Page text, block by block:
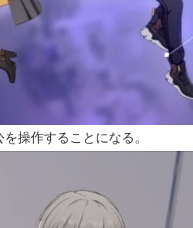
操作することになる。